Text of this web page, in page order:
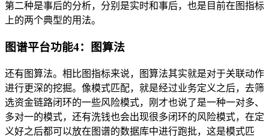
第二种是事后的分析，分别是实时和事后，也是目前在图指标
上的两个典型的用法。
图谱平台功能4：图算法
还有图算法。相比图指标来说，图算法其实就是对于关联动作
进行更深的挖掘。像模式匹配，就是经过业务定义之后，去筛
选资金链路闭环的一些风险模式，刚才也说了是一种一对多、
多对一的模式，还有洗钱也会出现很多闭环的风险模式，在定
义好之后都可以放在图谱的数据库中进行跑批，这是模式匹